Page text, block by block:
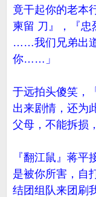
竟干起你的老本
柬留 刀』，『忠
……我们兄弟出
你……」
于远拍头傻笑，
出来剧情，还为
父母，不能拆损
『翻江鼠』蒋
是被你所害，自
结团组队来团刷